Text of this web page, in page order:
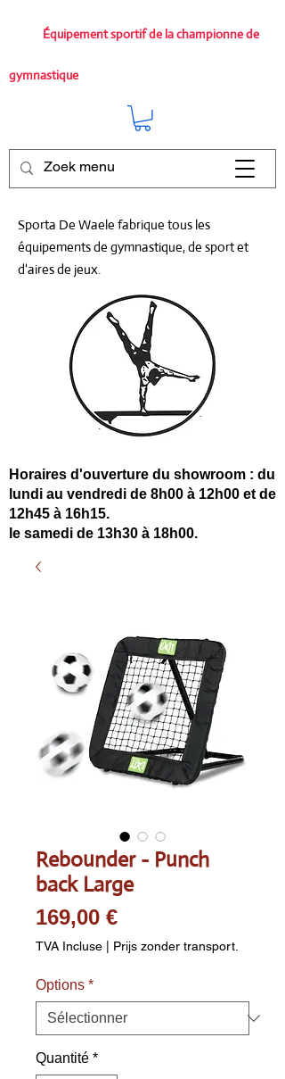
Équipement sportif de la championne de
gymnastique
Sporta De Waele fabrique tous les
équipements de gymnastique, de sport et
d'aires de jeux.
Horaires d'ouverture du showroom : du
lundi au vendredi de 8h00 à 12h00 et de
12h45 à 16h15.
le samedi de 13h30 à 18h00.
Rebounder - Punch
back Large
169,00 €Prix
TVA Incluse | Prijs zonder transport.
Options *
Quantité *